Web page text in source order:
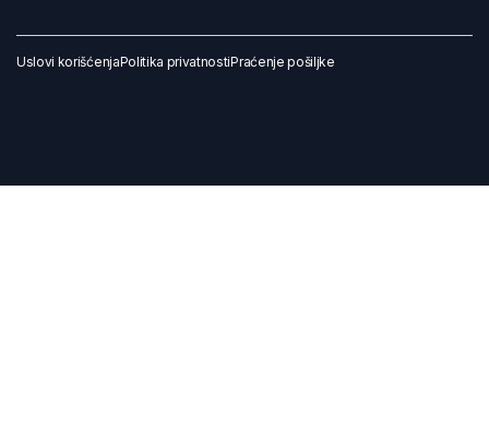
Uslovi korišćenjaPolitika privatnostiPraćenje pošiljke